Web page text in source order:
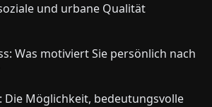
und urbane Qualität
Was motiviert Sie persönlich nach
Die Möglichkeit, bedeutungsvolle